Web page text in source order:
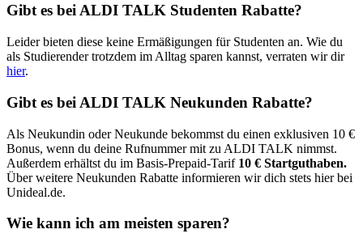
Gibt es bei ALDI TALK Studenten Rabatte?
Leider bieten diese keine Ermäßigungen für Studenten an. Wie du
als Studierender trotzdem im Alltag sparen kannst, verraten wir dir
hier.
Gibt es bei ALDI TALK Neukunden Rabatte?
Als Neukundin oder Neukunde bekommst du einen exklusiven 10 €
Bonus, wenn du deine Rufnummer mit zu ALDI TALK nimmst.
Außerdem erhältst du im Basis-Prepaid-Tarif 10 € Startguthaben.
Über weitere Neukunden Rabatte informieren wir dich stets hier bei
Unideal.de.
Wie kann ich am meisten sparen?